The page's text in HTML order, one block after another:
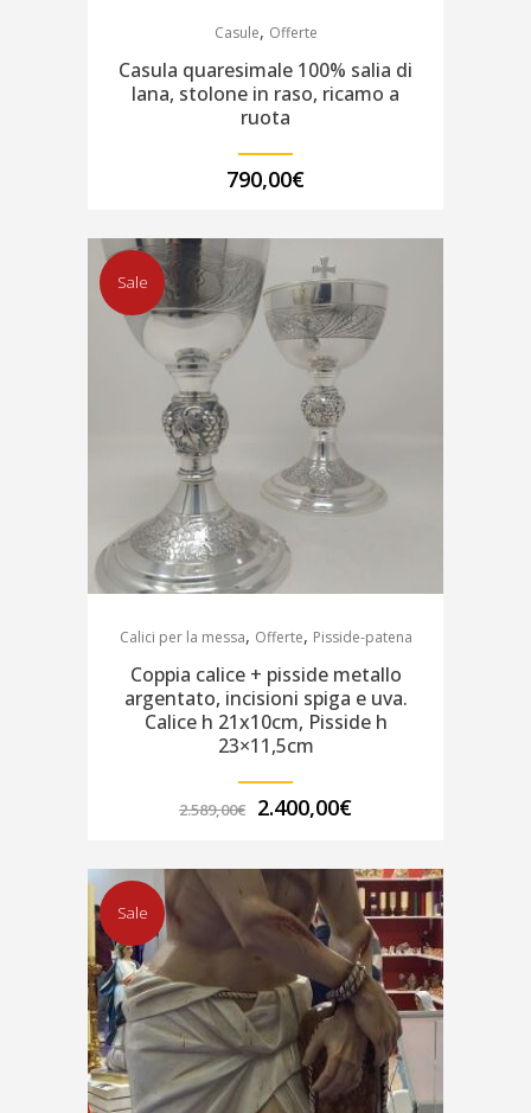
Casule, Offerte
Casula quaresimale 100% salia di
lana, stolone in raso, ricamo a
ruota
790,00€
Sale
Calici per la messa, Offerte, Pisside-patena
Coppia calice + pisside metallo
argentato, incisioni spiga e uva.
Calice h 21x10cm, Pisside h
23×11,5cm
2.589,00€
Il
era:
2.589,00€.
2.400,00€Il
è:
2.400,00€.
Sale